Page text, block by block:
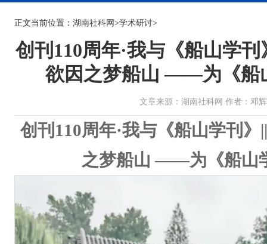
当前位置： 湖南社科网 >学术研讨>
正文
创刊110周年·我与《船山学
欲因之梦船山 ——为《船
文章来源：湖南社科网 作者：邓
创刊110周年·我与《船山学刊
之梦船山 ——为《船山